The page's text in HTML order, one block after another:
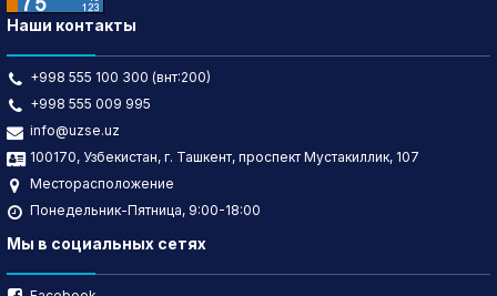
Наши контакты
+998 555 100 300 (внт:200)
+998 555 009 995
info@uzse.uz
100170, Узбекистан, г. Ташкент, проспект Мустакиллик, 107
Месторасположение
Понедельник-Пятница, 9:00-18:00
Мы в социальных сетях